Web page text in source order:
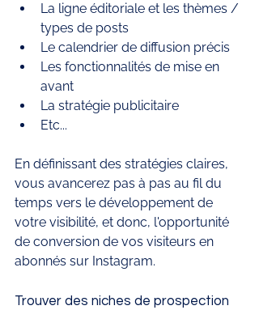
La ligne éditoriale et les thèmes /
types de posts
Le calendrier de diffusion précis
Les fonctionnalités de mise en
avant
La stratégie publicitaire
Etc...
En définissant des stratégies claires,
vous avancerez pas à pas au fil du
temps vers le développement de
votre visibilité, et donc, l'opportunité
de conversion de vos visiteurs en
abonnés sur Instagram.
Trouver des niches de prospection